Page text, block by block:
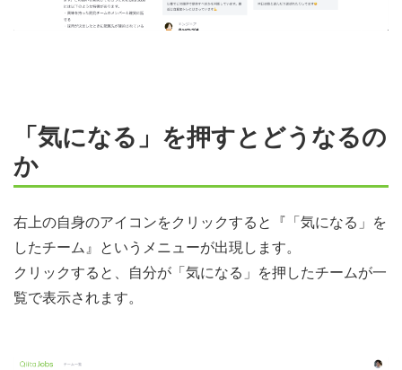
「気になる」を押すとどうなるの
か
右上の自身のアイコンをクリックすると『「気になる」を
したチーム』というメニューが出現します。
クリックすると、自分が「気になる」を押したチームが一
覧で表示されます。